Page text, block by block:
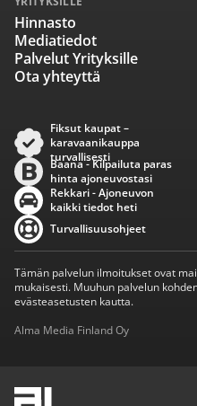
Hinnasto
Mediatiedot
Palvelut Yrityksille
Ota yhteyttä
Fiksut kaupat –
karavaanikauppa
turvallisesti
Baana - Kilpailuta paras
hinta ajoneuvostasi
Rekkari - Ajoneuvon
kaikki tiedot heti
Turvallisuusohjeet
Tämän palvelun ilmoitukset ovat
mukaisesti. Muuhun palvelun
evästeasetusten kautta.
Alma Media Finland Oy